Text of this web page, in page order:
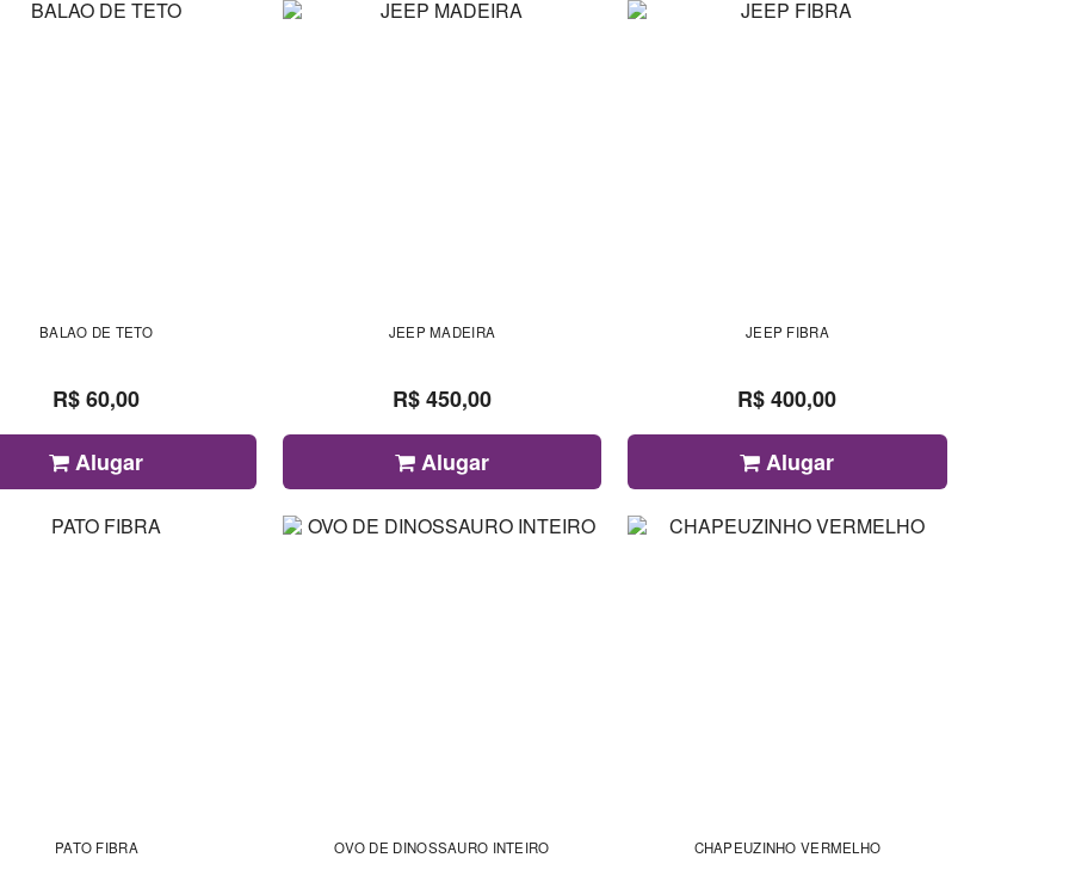
BALAO DE TETO
R$ 60,00
Alugar
JEEP MADEIRA
R$ 450,00
Alugar
JEEP FIBRA
R$ 400,00
Alugar
PATO FIBRA OVO DE DINOSSAURO INTEIRO CHAPEUZINHO VERMELHO